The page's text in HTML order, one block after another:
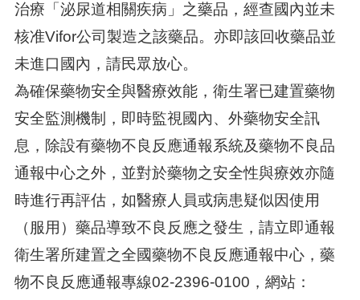
治療「泌尿道相關疾病」之藥品，經查國內並未
核准Vifor公司製造之該藥品。亦即該回收藥品並
未進口國內，請民眾放心。
為確保藥物安全與醫療效能，衛生署已建置藥物
安全監測機制，即時監視國內、外藥物安全訊
息，除設有藥物不良反應通報系統及藥物不良品
通報中心之外，並對於藥物之安全性與療效亦隨
時進行再評估，如醫療人員或病患疑似因使用
（服用）藥品導致不良反應之發生，請立即通報
衛生署所建置之全國藥物不良反應通報中心，藥
物不良反應通報專線02-2396-0100，網站：